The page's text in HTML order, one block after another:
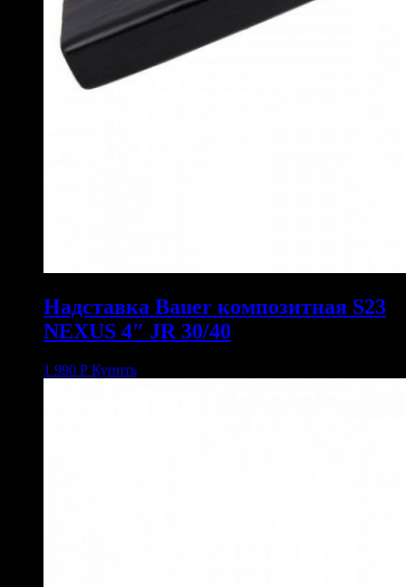
Надставка Bauer композитная S23
NEXUS 4″ JR 30/40
1 990 Р Купить